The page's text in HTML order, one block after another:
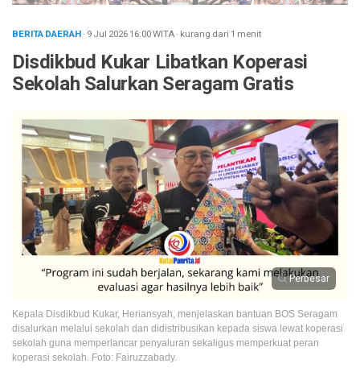
BERITA DAERAH· 9 Jul 202616:00WITA· kurang dari 1 menit
Disdikbud Kukar Libatkan Koperasi
Sekolah Salurkan Seragam Gratis
Perbesar
Kepala Disdikbud Kukar, Heriansyah, menjelaskan bantuan BOS Seragam
disalurkan melalui sekolah dan didistribusikan kepada siswa lewat koperasi
sekolah guna memperlancar penyaluran sekaligus memperkuat peran
koperasi sekolah. Foto: Fairuzzabady.